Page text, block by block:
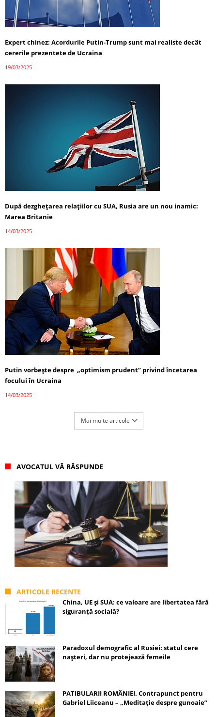
Expert chinez: Acordurile Putin-Trump sunt mai realiste decât
cererile prezentete de Ucraina
19/03/2025
După dezghețarea relațiilor cu SUA, Rusia are un nou inamic:
Marea Britanie
14/03/2025
Putin vorbește despre „optimism prudent” privind încetarea
focului în Ucraina
14/03/2025
Mai multe articole
AVOCATUL VĂ RĂSPUNDE
ARTICOLE RECENTE
China, UE și SUA: ce valoare are libertatea fără
siguranță socială?
Paradoxul demografic al Rusiei: statul cere
nașteri, dar nu protejează femeile
PATIBULARII ROMÂNIEI. Contrapunct pentru
Gabriel Liiceanu – „Meditație despre gunoaie”